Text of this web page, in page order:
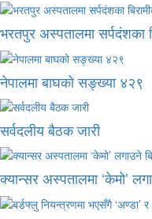
भरतपुर अस्पतालमा सर्पदंशका
नेपालमा बाघको सङ्ख्या ४२९
सर्वदलीय बैठक जारी
क्यान्सर अस्पतालमा ‘केमो’